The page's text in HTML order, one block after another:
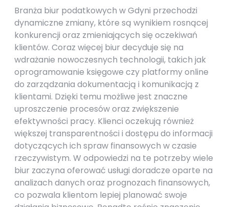
Branża biur podatkowych w Gdyni przechodzi
dynamiczne zmiany, które są wynikiem rosnącej
konkurencji oraz zmieniających się oczekiwań
klientów. Coraz więcej biur decyduje się na
wdrażanie nowoczesnych technologii, takich jak
oprogramowanie księgowe czy platformy online
do zarządzania dokumentacją i komunikacją z
klientami. Dzięki temu możliwe jest znaczne
uproszczenie procesów oraz zwiększenie
efektywności pracy. Klienci oczekują również
większej transparentności i dostępu do informacji
dotyczących ich spraw finansowych w czasie
rzeczywistym. W odpowiedzi na te potrzeby wiele
biur zaczyna oferować usługi doradcze oparte na
analizach danych oraz prognozach finansowych,
co pozwala klientom lepiej planować swoje